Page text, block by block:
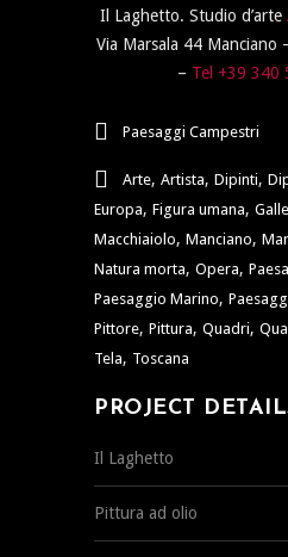
Il Laghetto. Studio d’arte
Via Marsala 44 Manciano
– Tel +39 340
Paesaggi Campestri
Arte, Artista, Dipinti,
Europa, Figura umana,
Macchiaiolo, Manciano,
Natura morta, Opera,
Paesaggio Marino,
Pittore, Pittura, Quadri,
Tela, Toscana
PROJECT
Il Laghetto
Pittura ad olio